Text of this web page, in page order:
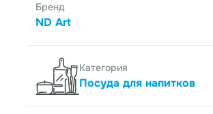
Бренд
ND Art
Категория
Посуда для напитков